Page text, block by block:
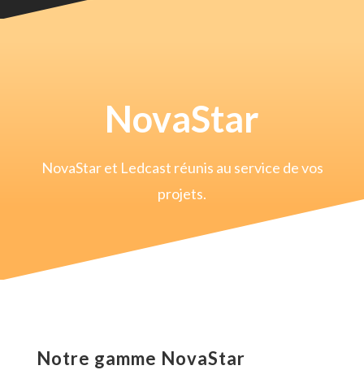
NovaStar
NovaStaret Ledcast réunis au service de vos
projets.
Notre gamme NovaStar